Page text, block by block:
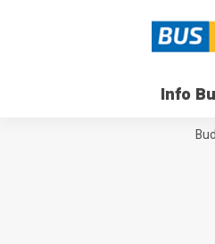
Info
Bus